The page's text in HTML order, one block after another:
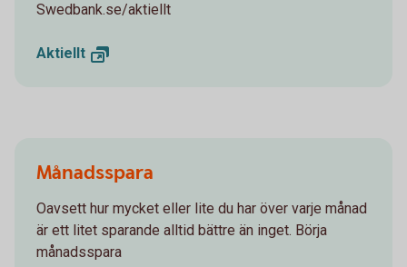
Swedbank.se/aktiellt
Aktiellt
Månadsspara
Oavsett hur mycket eller lite du har över varje månad
är ett litet sparande alltid bättre än inget. Börja
månadsspara